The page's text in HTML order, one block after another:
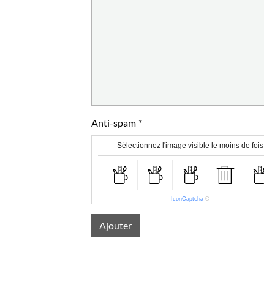
Anti-spam
Sélectionnez l'image visible le moins de fois
IconCaptcha ©
Ajouter